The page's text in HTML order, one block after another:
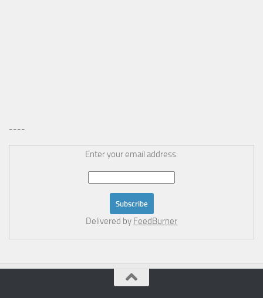
----
Enter your email address:
Delivered by FeedBurner